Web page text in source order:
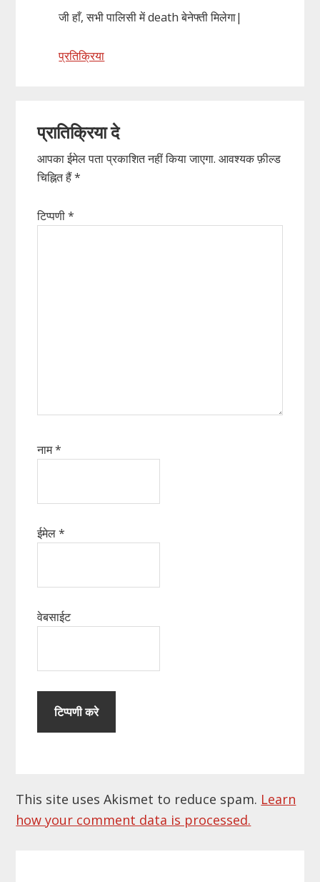
जी हाँ, सभी पालिसी में death बेनेफ्ती मिलेगा|
प्रतिक्रिया
प्रातिक्रिया दे
आपका ईमेल पता प्रकाशित नहीं किया जाएगा. आवश्यक फ़ील्ड
चिह्नित हैं*
टिप्पणी*
नाम*
ईमेल*
वेबसाईट
This site uses Akismet to reduce spam. Learn
how your comment data is processed.